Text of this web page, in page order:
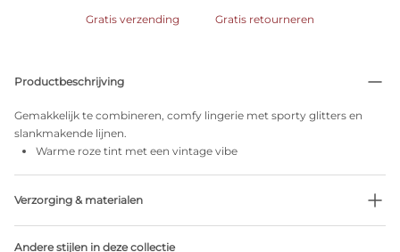
Gratis verzending Gratis retourneren
Productbeschrijving
Gemakkelijk te combineren, comfy lingerie met sporty glitters en
slankmakende lijnen.
Warme roze tint met een vintage vibe
Verzorging & materialen
Andere stijlen in deze collectie